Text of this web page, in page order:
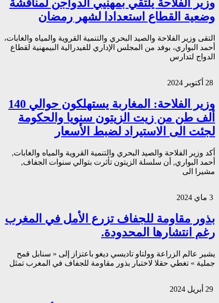
وزير الفلاحة يلتقي بمهنيي الدواجن لمناقشة
وضعية القطاع استعدادا لشهر رمضان
التقى وزير الفلاحة والصيد البحري والتنمية القروية والمياه والغابات،
أحمد البواري، بوفد من المجلس الإداري للفيدرالية البيمهنية لقطاع
الدواج لتدارس
وزير الفلاحة: المغاربة يستهلكون حوالي 140
ألف طن من زيت الزيتون سنويا والحكومة
لجئت الى الاستيراد لضبط الأسعار
أكد وزير الفلاحة والصيد البحري والتنمية القروية والمياه والغابات,
أحمد البواري, أن سلسلة الزيتون تأثرت بتوالي سنوات الجفاف,
مشيرا الى
بذور مقاومة للجفاف تزرع الأمل في المغرب
رغم انتشارها المحدودة.
يشير عالم الزراعة وولتاو تاديسي ديغو باعتزاز إلى « سنابل قمح
جملية » تغطي حقلا لاختبار بذور مقاومة للجفاف في المغرب تمثل